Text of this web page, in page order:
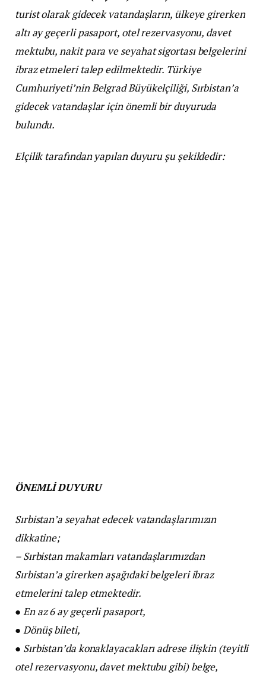
turist olarak gidecek vatandaşların, ülkeye girerken
altı ay geçerli pasaport, otel rezervasyonu, davet
mektubu, nakit para ve seyahat sigortası belgelerini
ibraz etmeleri talep edilmektedir. Türkiye
Cumhuriyeti’nin Belgrad Büyükelçiliği, Sırbistan’a
gidecek vatandaşlar için önemli bir duyuruda
bulundu.
Elçilik tarafından yapılan duyuru şu şekildedir:
ÖNEMLİ DUYURU
Sırbistan’a seyahat edecek vatandaşlarımızın
dikkatine;
– Sırbistan makamları vatandaşlarımızdan
Sırbistan’a girerken aşağıdaki belgeleri ibraz
etmelerini talep etmektedir.
● En az 6 ay geçerli pasaport,
● Dönüş bileti,
● Sırbistan’da konaklayacakları adrese ilişkin (teyitli
otel rezervasyonu, davet mektubu gibi) belge,